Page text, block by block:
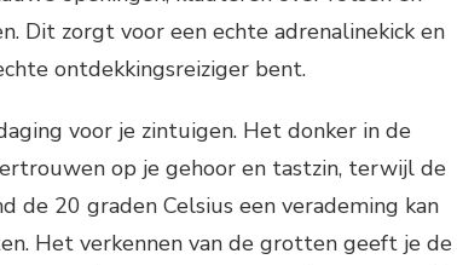
Dit zorgt voor een echte adrenalinekick en
ontdekkingsreiziger bent.
voor je zintuigen. Het donker in de
op je gehoor en tastzin, terwijl de
de 20 graden Celsius een verademing kan
Het verkennen van de grotten geeft je de